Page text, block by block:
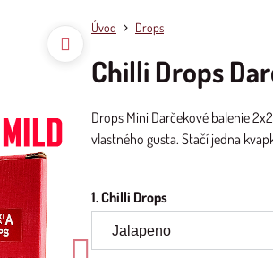
Úvod Drops
Chilli Drops
Drops Mini Darčekové balenie
vlastného gusta. Stačí jedna
1. Chilli Drops